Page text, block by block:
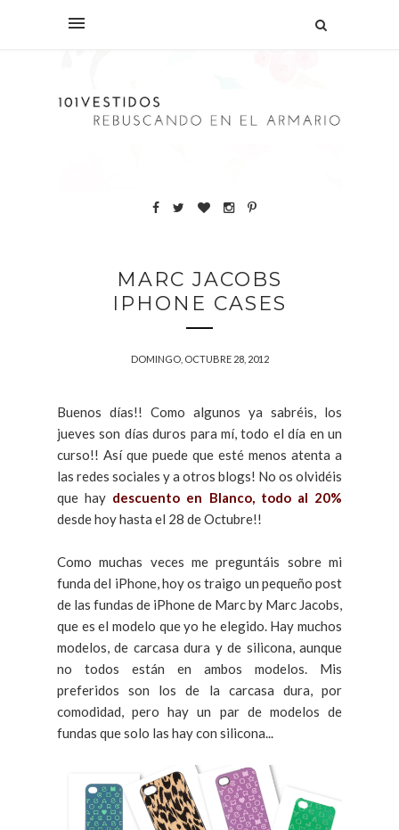
MARC JACOBS
IPHONE CASES
DOMINGO, OCTUBRE 28, 2012
Buenos días!! Como algunos ya sabréis, los
jueves son días duros para mí, todo el día en un
curso!! Así que puede que esté menos atenta a
las redes sociales y a otros blogs! No os olvidéis
que hay descuento en Blanco, todo al 20%
desde hoy hasta el 28 de Octubre!!
Como muchas veces me preguntáis sobre mi
funda del iPhone, hoy os traigo un pequeño post
de las fundas de iPhone de Marc by Marc Jacobs,
que es el modelo que yo he elegido. Hay muchos
modelos, de carcasa dura y de silicona, aunque
no todos están en ambos modelos. Mis
preferidos son los de la carcasa dura, por
comodidad, pero hay un par de modelos de
fundas que solo las hay con silicona...